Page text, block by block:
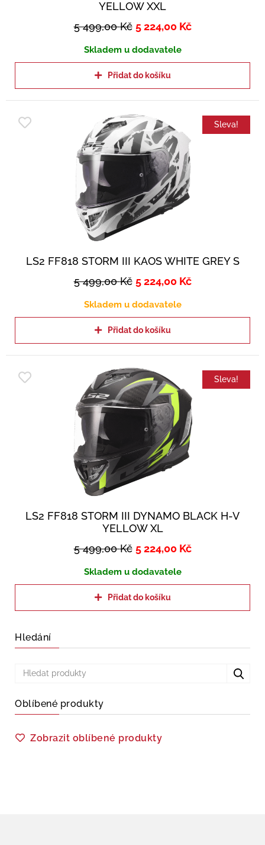
YELLOW XXL
5 499,00Kč 5 224,00 Kč
Skladem u dodavatele
Přidat do košíku
Sleva!
LS2 FF818 STORM III KAOS WHITE GREY S
5 499,00Kč 5 224,00 Kč
Skladem u dodavatele
Přidat do košíku
Sleva!
LS2 FF818 STORM III DYNAMO BLACK H-V
YELLOW XL
5 499,00Kč 5 224,00 Kč
Skladem u dodavatele
Přidat do košíku
Hledání
Oblíbené produkty
Zobrazit oblíbené produkty